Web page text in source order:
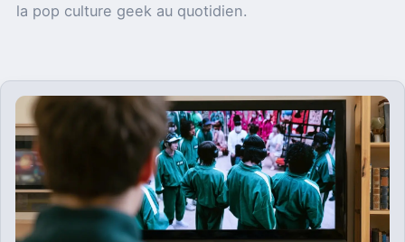
la pop culture geek au quotidien.